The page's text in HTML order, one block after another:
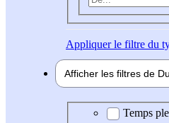
Appliquerle filtre du
Afficher les filtres de
Durée hebdomadaire
Temps